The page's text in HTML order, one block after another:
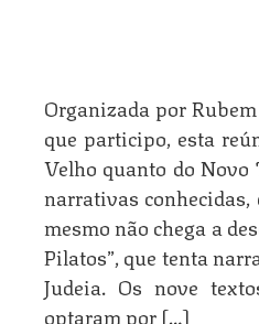
Organizada por
que participo, esta
Velho quanto do Novo
narrativas
mesmo não chega a
Pilatos”, que tenta
Judeia. Os nove
optaram por […]